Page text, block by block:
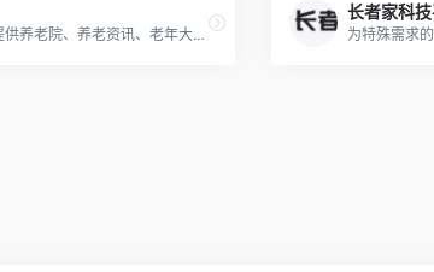
主要为中老年人提供养老院、养老资讯、老年大学、居家养老、健康医疗等产品与服务。
长者家科